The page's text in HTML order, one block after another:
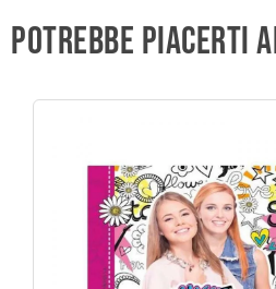
Potrebbe piacerti